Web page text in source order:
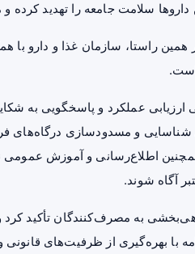
سلامت جامعه را تهدید
راستا، سازمان غذا و دارو با
است.
عملکرد و پاسخگویی به
شناسایی و مسدودسازی درگاه‌های
اطلاع‌رسانی و آموزش عمومی
آگاه شوند.
به مصرف‌کنندگان تأکید کرد
با بهره‌گیری از ظرفیت‌های